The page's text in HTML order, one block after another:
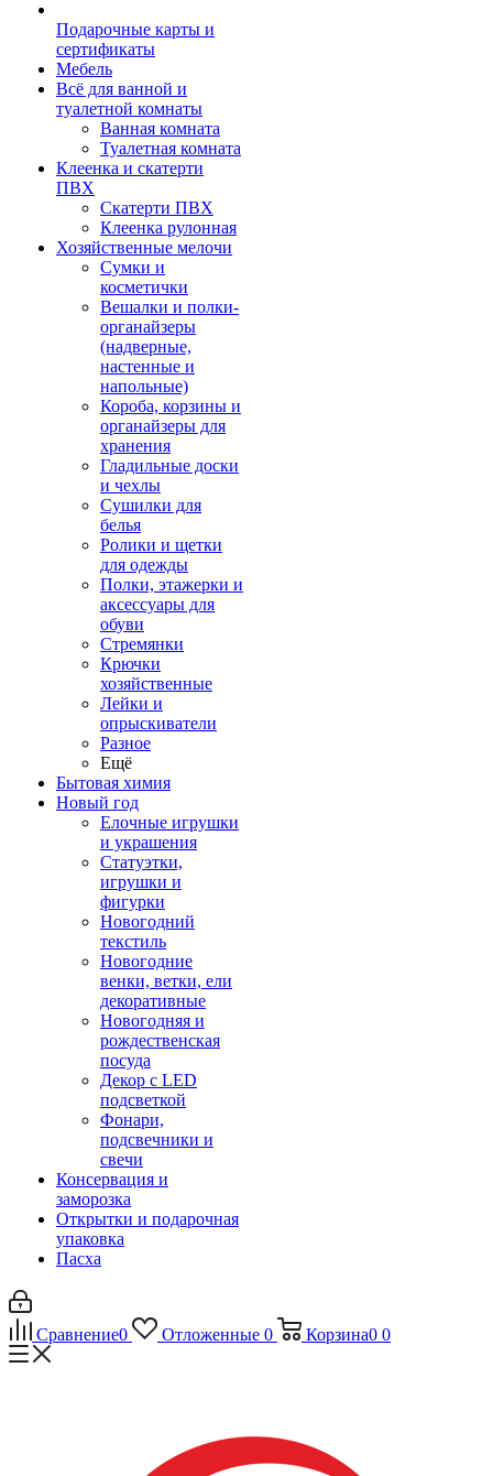
Подарочные карты и
сертификаты
Мебель
Всё для ванной и
туалетной комнаты
Ванная комната
Туалетная комната
Клеенка и скатерти
ПВХ
Скатерти ПВХ
Клеенка рулонная
Хозяйственные мелочи
Сумки и
косметички
Вешалки и полки-
органайзеры
(надверные,
настенные и
напольные)
Короба, корзины и
органайзеры для
хранения
Гладильные доски
и чехлы
Сушилки для
белья
Ролики и щетки
для одежды
Полки, этажерки и
аксессуары для
обуви
Стремянки
Крючки
хозяйственные
Лейки и
опрыскиватели
Разное
Ещё
Бытовая химия
Новый год
Елочные игрушки
и украшения
Статуэтки,
игрушки и
фигурки
Новогодний
текстиль
Новогодние
венки, ветки, ели
декоративные
Новогодняя и
рождественская
посуда
Декор с LED
подсветкой
Фонари,
подсвечники и
свечи
Консервация и
заморозка
Открытки и подарочная
упаковка
Пасха
Сравнение0 Отложенные 0 Корзина0 0